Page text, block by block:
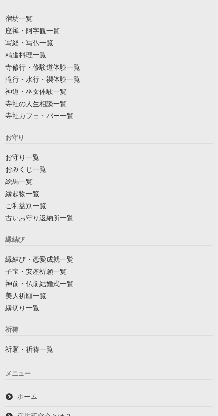
宿坊一覧
座禅・阿字観一覧
写経・写仏一覧
精進料理一覧
寺修行・修験道体験一覧
滝行・水行・禊体験一覧
神道・巫女体験一覧
寺社の人生相談一覧
寺社カフェ・バー一覧
お守り
お守り一覧
おみくじ一覧
絵馬一覧
縁起物一覧
ご利益別一覧
古いお守り返納所一覧
縁結び
縁結び・恋愛成就一覧
子宝・安産祈願一覧
神前・仏前結婚式一覧
美人祈願一覧
縁切り一覧
祈祷
祈願・祈祷一覧
メニュー
ホーム